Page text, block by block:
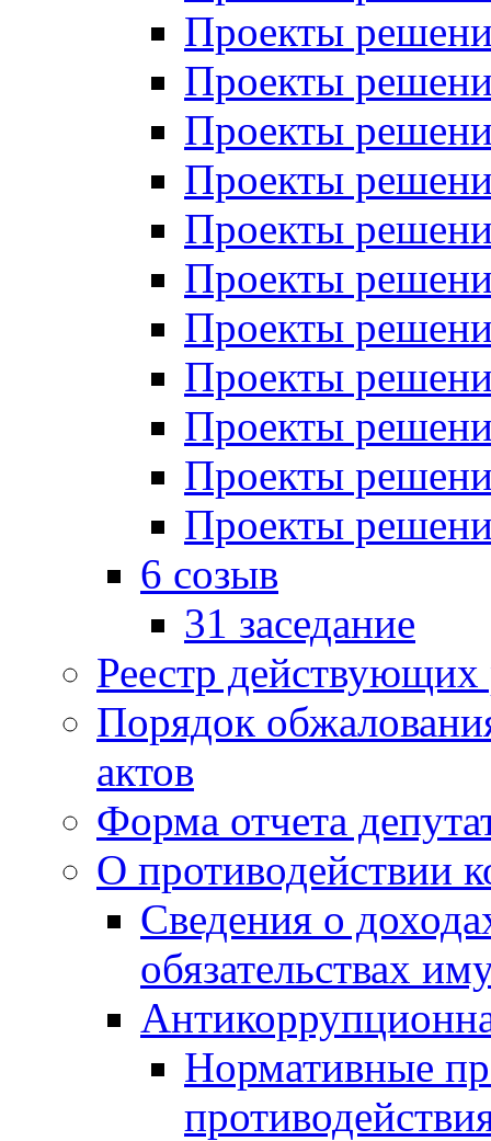
Проекты
Проекты
Проекты
Проекты
Проекты
Проекты
Проекты
Проекты
Проекты
Проекты
Проекты
6 созыв
31 заседание
Реестр
Порядок
актов
Форма отчета
О противодействии
Сведения о
обязательствах
Нормативные